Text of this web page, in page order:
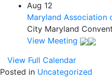
Aug 12
Maryland Association
City Maryland
View Meeting
View Full Calendar
Posted in Uncategorized